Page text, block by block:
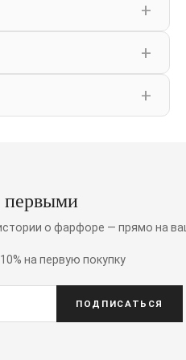
первыми
о фарфоре — прямо на
на первую покупку
ПОДПИСАТЬСЯ